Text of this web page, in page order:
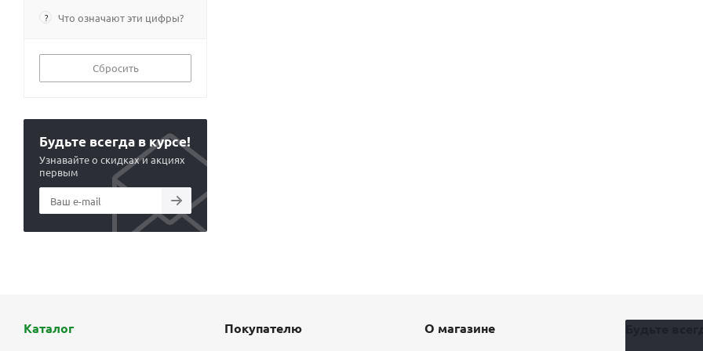
? Что означают эти цифры?
Сбросить
Будьте всегда в курсе!
Узнавайте о скидках и акциях
первым
Каталог Покупателю О магазине